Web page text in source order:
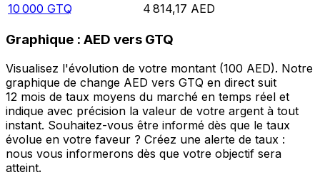
10 000 GTQ 4 814,17 AED
Graphique : AED vers GTQ
Visualisez l'évolution de votre montant (100 AED). Notre
graphique de change AED vers GTQ en direct suit
12 mois de taux moyens du marché en temps réel et
indique avec précision la valeur de votre argent à tout
instant. Souhaitez-vous être informé dès que le taux
évolue en votre faveur ? Créez une alerte de taux :
nous vous informerons dès que votre objectif sera
atteint.